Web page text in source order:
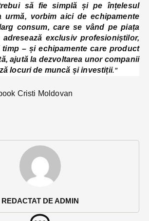
REDACTAT DE ADMIN
să fie simplă și pe înțelesul
urmă, vorbim aici de echipamente
consum, care se vând pe piața
exclusiv profesioniștilor,
– și echipamente care product
ajută la dezvoltarea unor companii
locuri de muncă și investiții.”
Cristi Moldovan